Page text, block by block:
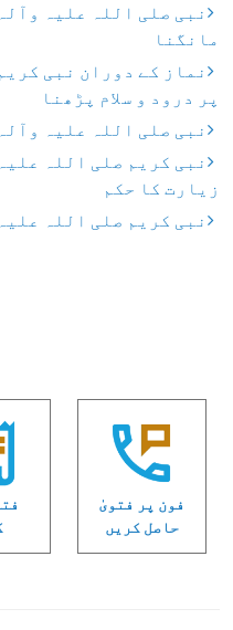
نبی صلی اللہ علیہ
مانگنا
نماز کے دوران نبی
پر درود و سلام پڑھنا
نبی صلی اللہ علیہ
نبی کریم صلی اللہ
زیارت کا حکم
نبی کریم صلی اللہ
فون پر فتویٰ
حاصل کریں